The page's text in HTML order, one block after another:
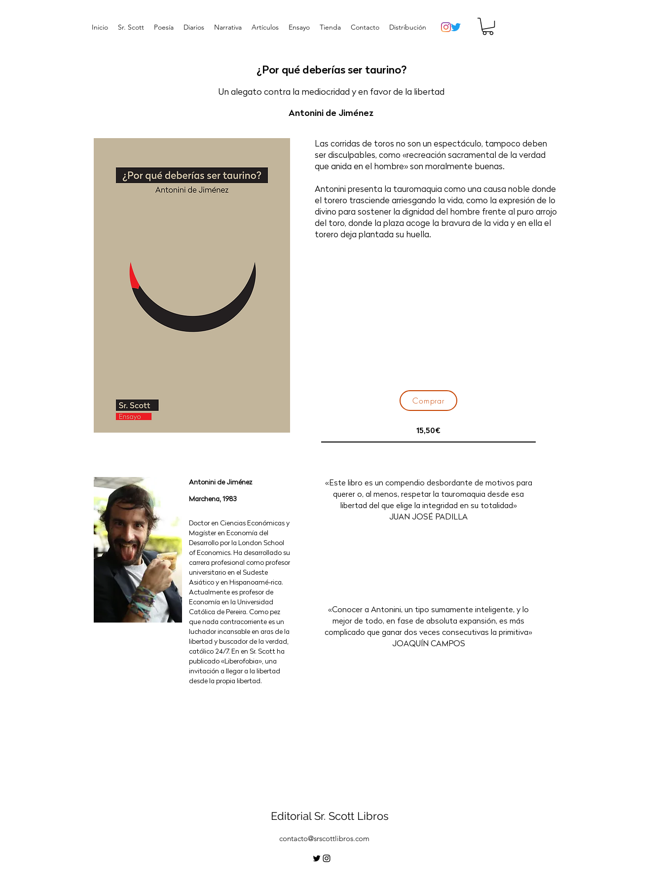
Inicio Sr. Scott Poesía Diarios Narrativa Artículos Ensayo Tienda Contacto Distribución
¿Por qué deberías ser taurino?
Un alegato contra la mediocridad y en favor de la libertad
Antonini de Jiménez
Las corridas de toros no son un espectáculo, tampoco deben
ser disculpables, como «recreación sacramental de la verdad
que anida en el hombre» son moralmente buenas.
Antonini presenta la tauromaquia como una causa noble donde
el torero trasciende arriesgando la vida, como la expresión de lo
divino para sostener la dignidad del hombre frente al puro arrojo
del toro, donde la plaza acoge la bravura de la vida y en ella el
torero deja plantada su huella.
Comprar
15,50€
Antonini de Jiménez
Marchena, 1983
Doctor en Ciencias Económicas y
Magíster en Economía del
Desarrollo por la London School
of Economics. Ha desarrollado su
carrera profesional como profesor
universitario en el Sudeste
Asiático y en Hispanoamé-rica.
Actualmente es profesor de
Economía en la Universidad
Católica de Pereira. Como pez
que nada contracorriente es un
luchador incansable en aras de la
libertad y buscador de la verdad,
católico 24/7. En en Sr. Scott ha
publicado «Liberofobia», una
invitación a llegar a la libertad
desde la propia libertad.
«Este libro es un compendio desbordante de motivos para
querer o, al menos, respetar la tauromaquia desde esa
libertad del que elige la integridad en su totalidad»
JUAN JOSÉ PADILLA
«Conocer a Antonini, un tipo sumamente inteligente, y lo
mejor de todo, en fase de absoluta expansión, es más
complicado que ganar dos veces consecutivas la primitiva»
JOAQUÍN CAMPOS
Editorial Sr. Scott Libros
contacto@srscottlibros.com